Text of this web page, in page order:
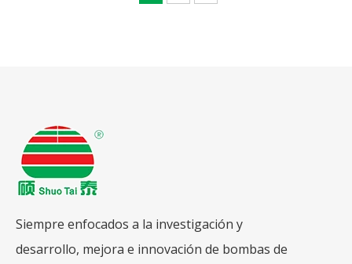
Siempre enfocados a la investigación y
desarrollo, mejora e innovación de bombas de